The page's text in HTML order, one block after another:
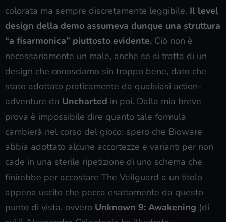
colorata ma sempre discretamente leggibile. Il level
design della demo assumeva dunque una struttura
“a fisarmonica” piuttosto evidente. Ciò non è
necessariamente un male, anche se si tratta di un
design che conosciamo sin troppo bene, dato che
stato adottato praticamente da qualsiasi action-
adventure da Uncharted in poi. Dalla mia breve
prova è impossibile dire quanto tale formula
cambierà nel corso del gioco: spero che Bioware
abbia adottato alcune accortezze e varianti per non
cade in una sterile ripetizione di uno schema che
finirebbe per accostare The Veilguard a un titolo
appena uscito che pecca esattamente da questo
punto di vista, ovvero Unknown 9: Awakening (di